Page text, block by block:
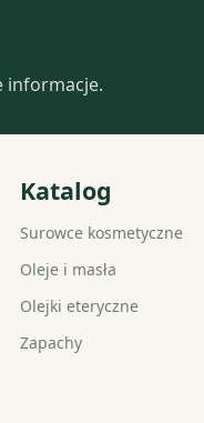
informacje.
Katalog
Surowce kosmetyczne
Oleje i masła
Olejki eteryczne
Zapachy